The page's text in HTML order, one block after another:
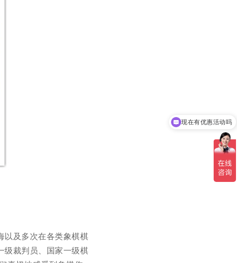
以及多次在各类象棋棋
级裁判员、国家一级棋
可以介绍下你们的产品么